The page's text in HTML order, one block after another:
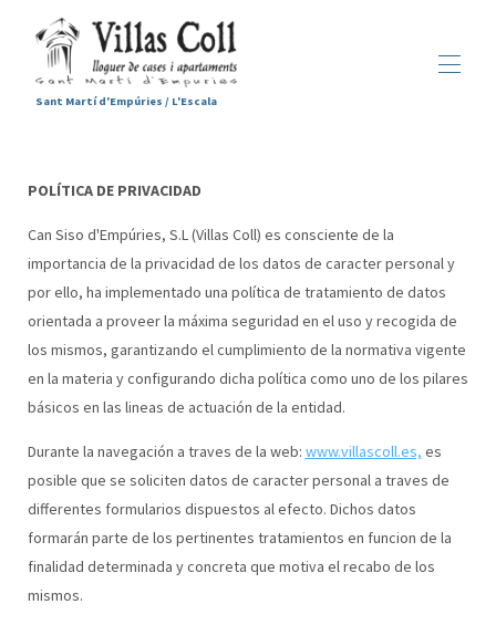
Sant Martí d'Empúries / L'Escala
Hébergements
Sant Martí d'Empúries ▾
Galerie
Contactez-nous
POLÍTICA DE PRIVACIDAD
Can Siso d'Empúries, S.L (Villas Coll) es consciente de la
importancia de la privacidad de los datos de caracter personal y
por ello, ha implementado una política de tratamiento de datos
orientada a proveer la máxima seguridad en el uso y recogida de
los mismos, garantizando el cumplimiento de la normativa vigente
en la materia y configurando dicha política como uno de los pilares
básicos en las lineas de actuación de la entidad.
Durante la navegación a traves de la web: www.villascoll.es, es
posible que se soliciten datos de caracter personal a traves de
differentes formularios dispuestos al efecto. Dichos datos
formarán parte de los pertinentes tratamientos en funcion de la
finalidad determinada y concreta que motiva el recabo de los
mismos.